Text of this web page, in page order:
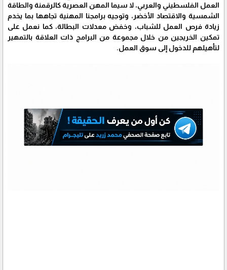
العمل الفلسطيني والعربي، لا سيما المهن العصرية كالرقمنة والطاقة
الشمسية والاقتصاد الأخضر، وتوجيه برامجنا المهنية تجاهها بما يخدم
زيادة فرص العمل للشباب، وخفض معدلات البطالة، كما نعمل على
تمكين الخريجين من خلال مجموعة من البرامج ذات العلاقة بالتمهير
لتأهيلهم للدخول إلى سوق العمل.